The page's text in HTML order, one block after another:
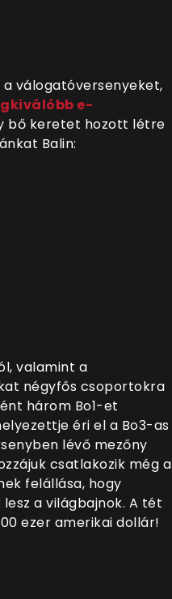
válogatóversenyeket,
e-
bő keretet hozott létre
Balin:
valamint a
négyfős csoportokra
három Bo1-et
éri el a Bo3-as
lévő mezőny
csatlakozik még a
felállása, hogy
a világbajnok. A tét
ezer amerikai dollár!